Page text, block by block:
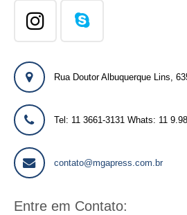
Rua Doutor Albuquerque Lins,
Tel: 11 3661-3131 Whats: 11
contato@mgapress.com.br
Entre em Contato: